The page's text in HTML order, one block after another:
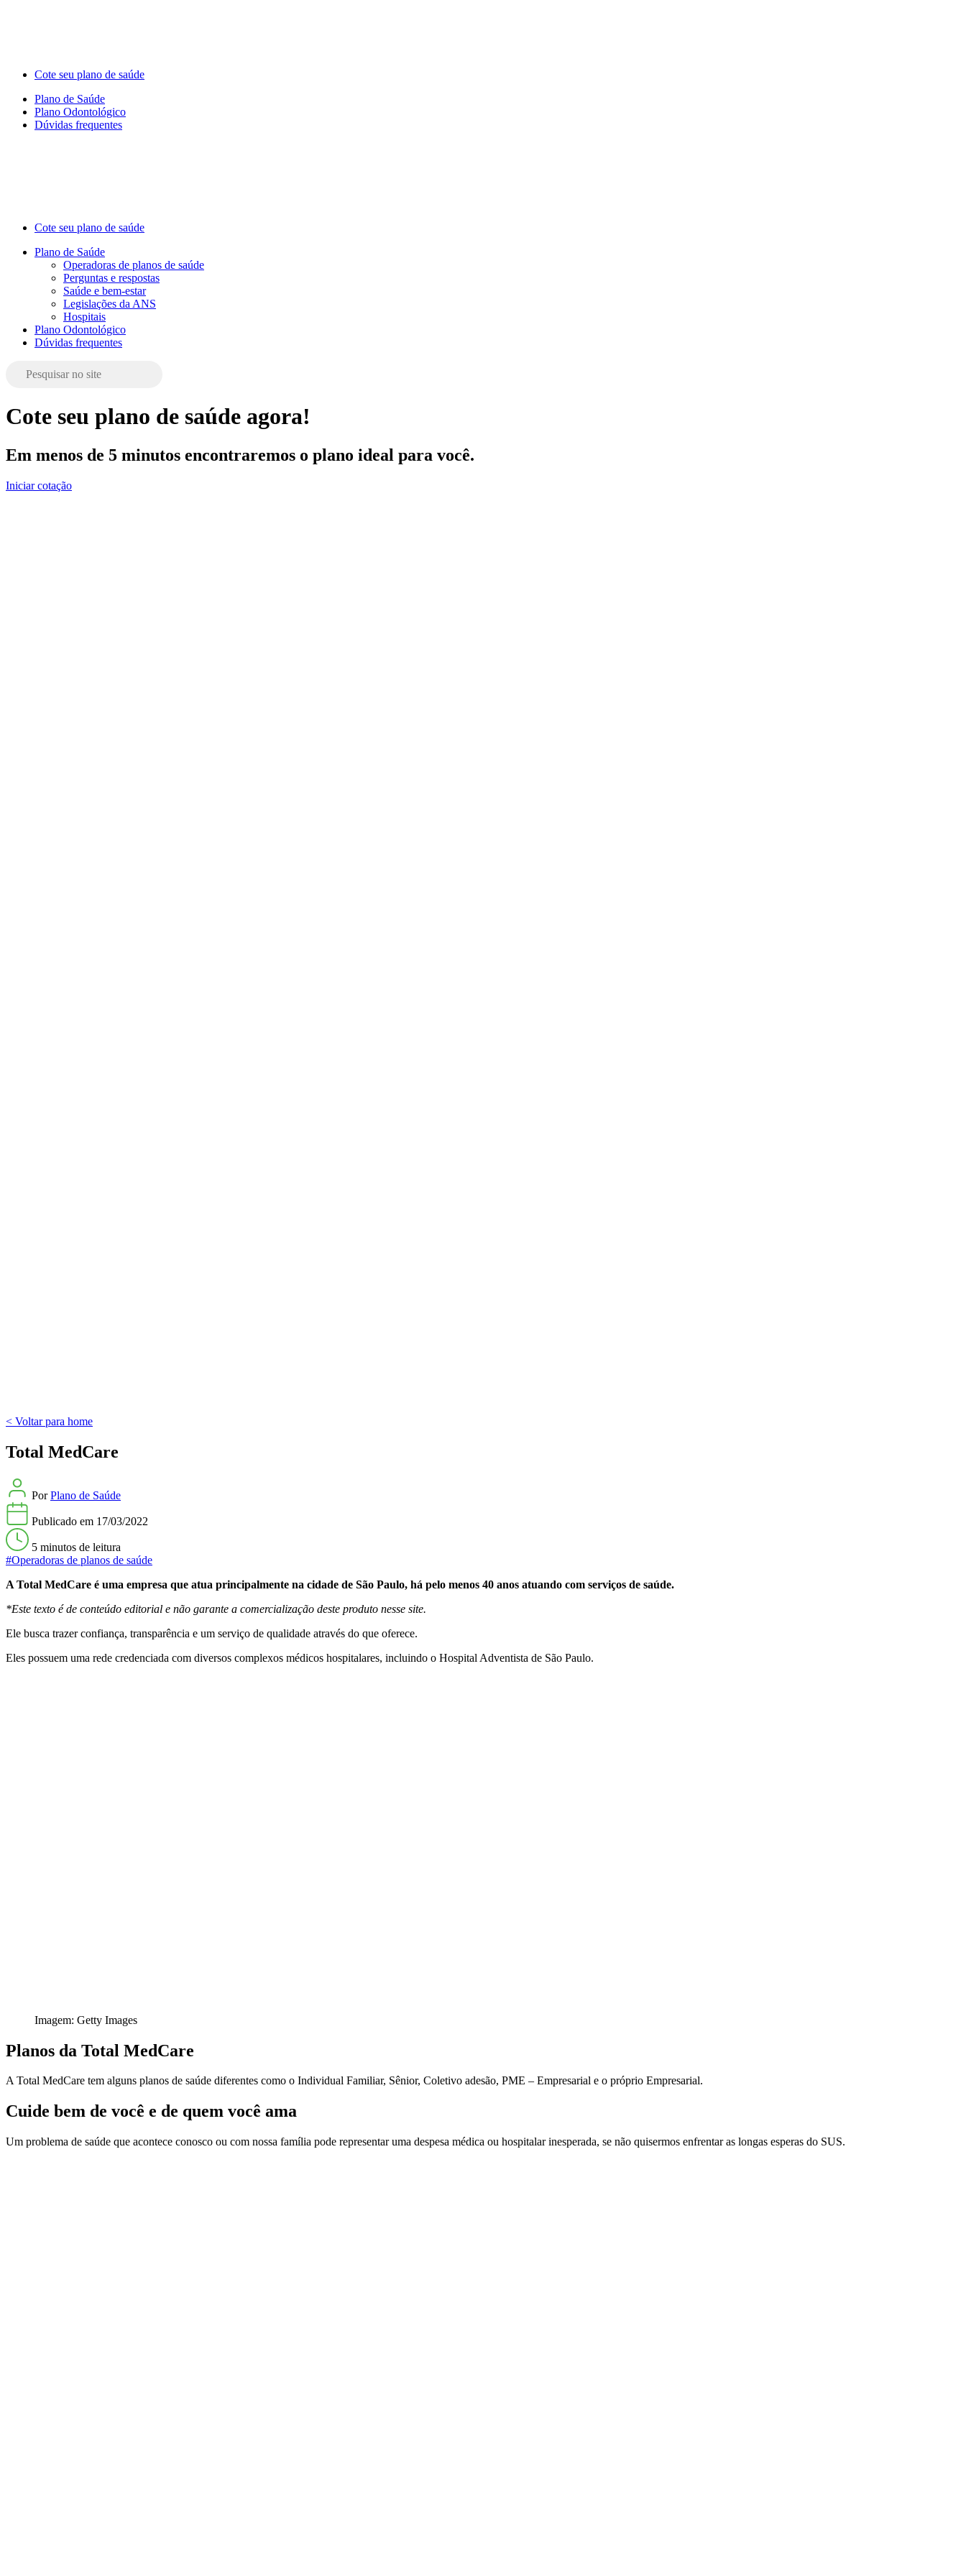
Cote seu plano de saúde
Plano de Saúde
Plano Odontológico
Dúvidas frequentes
Cote seu plano de saúde
Plano de Saúde
Operadoras de planos de saúde
Perguntas e respostas
Saúde e bem-estar
Legislações da ANS
Hospitais
Plano Odontológico
Dúvidas frequentes
Cote seu plano de saúde agora!
Em menos de 5 minutos encontraremos o plano ideal para você.
Iniciar cotação
< Voltar para home
Total MedCare
PorPlano de Saúde
Publicado em 17/03/2022
5 minutos de leitura
#Operadoras de planos de saúde
A Total MedCare é uma empresa que atua principalmente na cidade de São Paulo, há pelo menos 40 anos atuando com serviços de saúde.
*Este texto é de conteúdo editorial e não garante a comercialização deste produto nesse site.
Ele busca trazer confiança, transparência e um serviço de qualidade através do que oferece.
Eles possuem uma rede credenciada com diversos complexos médicos hospitalares, incluindo o Hospital Adventista de São Paulo.
Imagem: Getty Images
Planos da Total MedCare
A Total MedCare tem alguns planos de saúde diferentes como o Individual Familiar, Sênior, Coletivo adesão, PME – Empresarial e o próprio Empresarial.
Cuide bem de você e de quem você ama
Um problema de saúde que acontece conosco ou com nossa família pode representar uma despesa médica ou hospitalar inesperada, se não quisermos enfrentar as longas esperas do SUS.